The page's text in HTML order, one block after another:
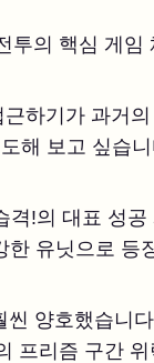
투의 핵심 게임
하기가 과거
해 보고 싶습
격!의 대표 성
유닛으로 등
양호했습니
프리즘 구간